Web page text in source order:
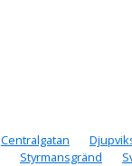
Centralgatan
Styrmansgränd